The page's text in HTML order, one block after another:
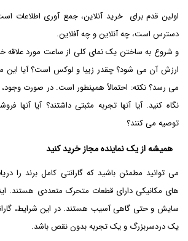
اولین قدم برای خرید آنلاین، جمع آوری اطلاعات
دسترس است، چه آنلاین و چه آفلاین.
و شروع به ساختن یک نمای کلی از ساعت مورد علاقه
ارزش آن می شود؟ چقدر زیبا و لوکس است؟ آیا این
می رسد؟ نکته: احتمالاً همینطور است. در صورت وجود،
نگاه کنید. آیا آنها تجربه مثبتی داشتند؟ آیا آنها
توصیه می کنند؟
همیشه از یک نماینده مجاز خرید کنید
می توانید مطمئن باشید که گارانتی کامل برند را
های مکانیکی دارای قطعات متحرک متعددی هستند.
سایش و حتی گاهی آسیب هستند. در این شرایط،
یک دردسربزرگ و یک تجربه بدون نقص باشد.